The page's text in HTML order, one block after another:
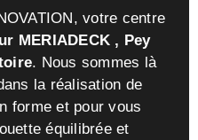
votre centre
MERIADECK , Pey
. Nous sommes là
la réalisation de
forme et pour vous
équilibrée et